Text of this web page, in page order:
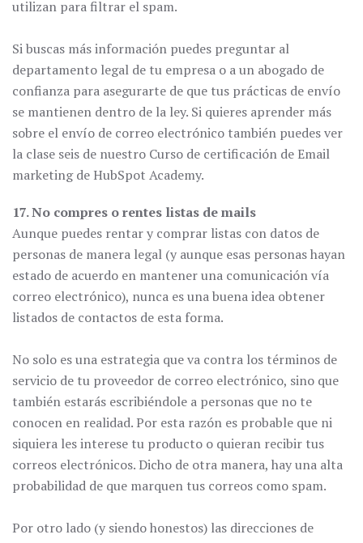
utilizan para filtrar el spam.
Si buscas más información puedes preguntar al
departamento legal de tu empresa o a un abogado de
confianza para asegurarte de que tus prácticas de envío
se mantienen dentro de la ley. Si quieres aprender más
sobre el envío de correo electrónico también puedes ver
la clase seis de nuestro Curso de certificación de Email
marketing de HubSpot Academy.
17. No compres o rentes listas de mails
Aunque puedes rentar y comprar listas con datos de
personas de manera legal (y aunque esas personas hayan
estado de acuerdo en mantener una comunicación vía
correo electrónico), nunca es una buena idea obtener
listados de contactos de esta forma.
No solo es una estrategia que va contra los términos de
servicio de tu proveedor de correo electrónico, sino que
también estarás escribiéndole a personas que no te
conocen en realidad. Por esta razón es probable que ni
siquiera les interese tu producto o quieran recibir tus
correos electrónicos. Dicho de otra manera, hay una alta
probabilidad de que marquen tus correos como spam.
Por otro lado (y siendo honestos) las direcciones de